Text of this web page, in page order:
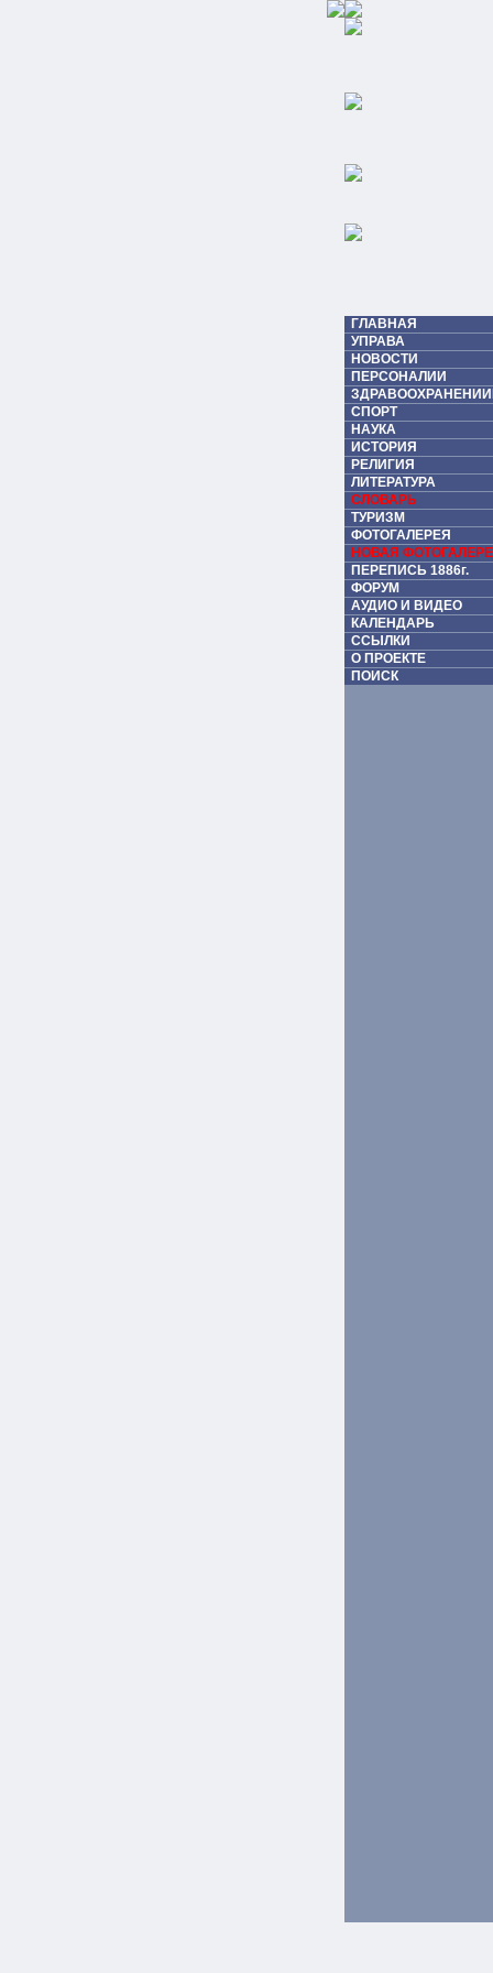
ГЛАВНАЯ
УПРАВА
НОВОСТИ
ПЕРСОНАЛИИ
СПОРТ
НАУКА
ИСТОРИЯ
РЕЛИГИЯ
ЛИТЕРАТУРА
СЛОВАРЬ
ТУРИЗМ
ФОТОГАЛЕРЕЯ
НОВАЯ
ПЕРЕПИСЬ 1886г.
ФОРУМ
АУДИО И ВИДЕО
КАЛЕНДАРЬ
ССЫЛКИ
О ПРОЕКТЕ
ПОИСК